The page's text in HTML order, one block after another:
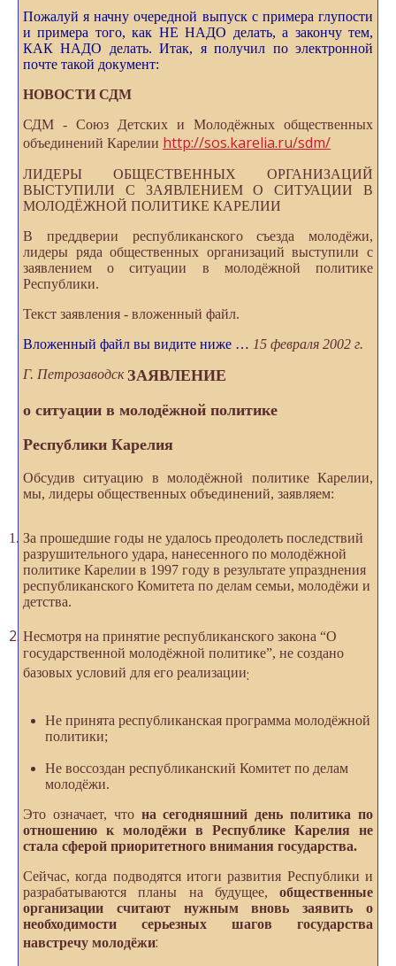
Пожалуй я начну очередной выпуск с примера глупости
и примера того, как НЕ НАДО делать, а закончу тем,
КАК НАДО делать. Итак, я получил по электронной
почте такой документ:
НОВОСТИ СДМ
СДМ - Союз Детских и Молодёжных общественных
объединений Карелии http://sos.karelia.ru/sdm/
ЛИДЕРЫ ОБЩЕСТВЕННЫХ ОРГАНИЗАЦИЙ
ВЫСТУПИЛИ С ЗАЯВЛЕНИЕМ О СИТУАЦИИ В
МОЛОДЁЖНОЙ ПОЛИТИКЕ КАРЕЛИИ
В преддверии республиканского съезда молодёжи,
лидеры ряда общественных организаций выступили с
заявлением о ситуации в молодёжной политике
Республики.
Текст заявления - вложенный файл.
Вложенный файл вы видите ниже … 15 февраля 2002 г.
Г. Петрозаводск ЗАЯВЛЕНИЕ
о ситуации в молодёжной политике
Республики Карелия
Обсудив ситуацию в молодёжной политике Карелии,
мы, лидеры общественных объединений, заявляем:
За прошедшие годы не удалось преодолеть последствий
разрушительного удара, нанесенного по молодёжной
политике Карелии в 1997 году в результате упразднения
республиканского Комитета по делам семьи, молодёжи и
детства.
Несмотря на принятие республиканского закона “О
государственной молодёжной политике”, не создано
базовых условий для его реализации:
Не принята республиканская программа молодёжной
политики;
Не воссоздан республиканский Комитет по делам
молодёжи.
Это означает, чтона сегодняшний день политика по
отношению к молодёжи в Республике Карелия не
стала сферой приоритетного внимания государства.
Сейчас, когда подводятся итоги развития Республики и
разрабатываются планы на будущее, общественные
организации считают нужным вновь заявить о
необходимости серьезных шагов государства
навстречу молодёжи: